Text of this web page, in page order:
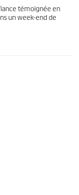
témoignée en
un week-end de